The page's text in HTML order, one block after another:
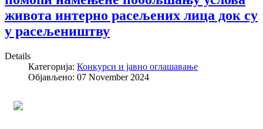
живота интерно расељених лица док су
у расељеништву
Details
Категорија: Конкурси и јавно оглашавање
Објављено: 07 November 2024